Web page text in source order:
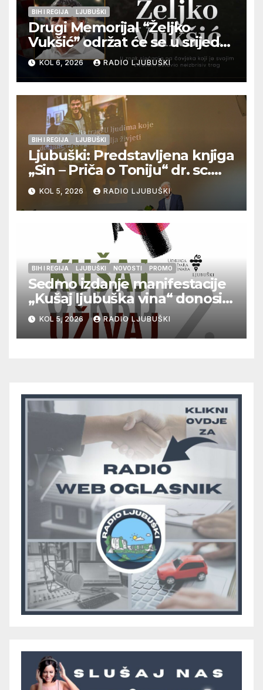
BIH I REGIJA LJUBUŠKI
Drugi Memorijal “Željko
Vukšić” održat će se u srijedu
12. kolovoza u Otoku
KOL 6, 2026 RADIO LJUBUŠKI
BIH I REGIJA LJUBUŠKI
Ljubuški: Predstavljena knjiga
„Sin – Priča o Toniju“ dr. sc.
Zdenka Hercega
KOL 5, 2026 RADIO LJUBUŠKI
BIH I REGIJA LJUBUŠKI NOVOSTI PROMO
Sedmo izdanje manifestacije
„Kušaj ljubuška vina“ donosi
vrhunska vina, gastronomiju i
glazbu
KOL 5, 2026 RADIO LJUBUŠKI